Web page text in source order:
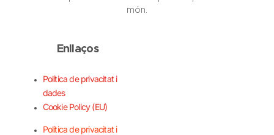
món.
Enllaços
Política de privacitat i
dades
Cookie Policy (EU)
Política de privacitat i